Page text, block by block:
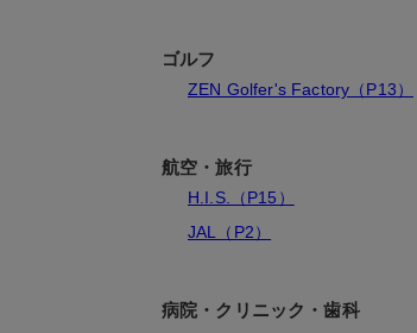
ゴルフ
ZEN Golfer's Factory（P13）
航空・旅行
H.I.S.（P15）
JAL（P2）
病院・クリニック・歯科